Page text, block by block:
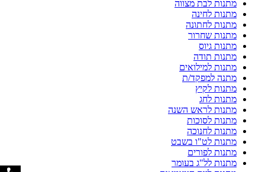
מתנות לבת מצווה
מתנות לחינה
מתנות לחתונה
מתנות שחרור
מתנות גיוס
מתנות תודה
מתנות למילואים
מתנה למפקד/ת
מתנות לקיץ
מתנות לחג
מתנות לראש השנה
מתנות לסוכות
מתנות לחנוכה
מתנות לט"ו בשבט
מתנות לפורים
מתנות לל"ג בעומר